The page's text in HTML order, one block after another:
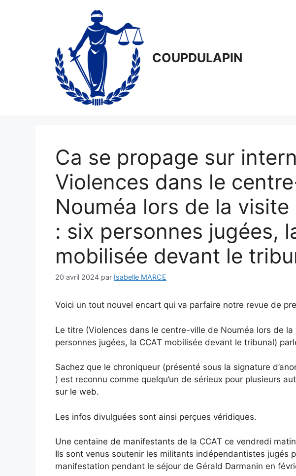
COUPDULAPIN
Ca se propage sur
Violences dans le
Nouméa lors de la
: six personnes jugées,
mobilisée devant le
20 avril 2024 par Isabelle MARCE
Voici un tout nouvel encart qui va parfaire notre revue de
Le titre (Violences dans le centre-ville de Nouméa lors de
personnes jugées, la CCAT mobilisée devant le tribunal)
Sachez que le chroniqueur (présenté sous la signature
) est reconnu comme quelqu’un de sérieux pour plusieurs
sur le web.
Les infos divulguées sont ainsi perçues véridiques.
Une centaine de manifestants de la CCAT ce vendredi
Ils sont venus soutenir les militants indépendantistes jugés
manifestation pendant le séjour de Gérald Darmanin en